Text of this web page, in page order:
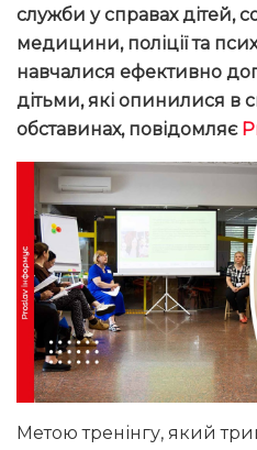
служби у справах дітей,
медицини, поліції та
навчалися ефективно
дітьми, які опинилися в
обставинах, повідомляє
Метою тренінгу, який